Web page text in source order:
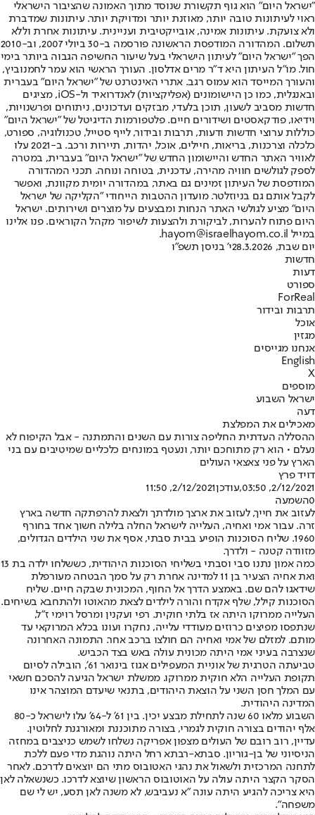
"ישראל היום" הוא גוף תקשורת שנוסד מתוך האמונה שהציבור הישראלי
ראוי לעיתונות טובה יותר, מאוזנת יותר ומדויקת יותר. עיתונות שמדברת
ולא צועקת. עיתונות אמינה, אובייקטיבית ועניינית. עיתונות אחרת וללא
תשלום. המהדורה המודפסת הראשונה פורסמה ב-30 ביולי 2007, וב-2010
הפך "ישראל היום" לעיתון הישראלי בעל שיעור החשיפה הגבוה ביותר בימי
חול. מו"ל העיתון היא ד"ר מרים אדלסון. העורך הראשי הוא עמר לחמנוביץ,
והעורך המייסד הוא עמוס רגב. אתרי האינטרנט של "ישראל היום" בעברית
ובאנגלית, כמו כן היישומונים (אפליקציות) לאנדרואיד ול-iOS, מציגים
חדשות מסביב לשעון, תוכן בלעדי, מבזקים ועדכונים, ניתוחים ופרשנויות,
וידיאו, פודקאסטים ושידורים חיים. פלטפורמות הדיגיטל של "ישראל היום"
כוללות ערוצי חדשות ודעות, תרבות ובידור, לייף סטייל, טכנולוגיה, ספורט,
כלכלה וצרכנות, בריאות, חיילים, אוכל, יהדות, תיירות ורכב. ב-2021 עלו
לאוויר האתר החדש והיישומון החדש של "ישראל היום" בעברית, במטרה
לספק לגולשים חוויה מהירה, עדכנית, בטוחה ונוחה. תכני המהדורה
המודפסת של העיתון זמינים גם באתר, במהדורה יומית מקוונת, ואפשר
לקבל אותם גם בניוזלטר. מועדון ההטבות הייחודי "הקליקה של ישראל
היום" מציע לגולשי האתר הנחות ומבצעים על מוצרים ושירותים. ישראל
היום פתוח להערות, לביקורת ולהצעות לשיפור מקהל הקוראים. פנו אלינו
במייל hayom@israelhayom.co.il.
יום שבת, 28.3.2026
י' בניסן תשפ"ו
חדשות
דעות
ספורט
ForReal
תרבות ובידור
אוכל
מגזין
אנחנו מגייסים
English
X
מוספים
ישראל השבוע
דעה
מאכילים את המפלצת
ההסללה העדתית החליפה צורות עם השנים והתמתנה - אבל הקיפוח לא
נעלם • הוא רק מתוחכם יותר, ונעטף במונחים כלכליים שמיטיבים עם בני
הארץ על פני צאצאי העולים
דויד פרץ
2/12/2021, 03:50
,עודכן2/12/2021, 11:50
0השמעה
לעזוב את חייך, לעזוב את ארצך מולדתך ולצאת להרפתקה חדשה בארץ
זרה. עבור אמי ואחיה, העלייה לישראל החלה בלילה חשוך אחד בחורף
1960. שליח הסוכנות הופיע בבית סבתי, אסף את שני הילדים הגדולים,
מזוודה קטנה - ולדרך.
כמה אמון נתנו סבי וסבתי בשליחי הסוכנות היהודית, כששלחו ילדה בת 13
ואת אחיה הצעיר בן 11 למדינה אחרת רק על סמך הבטחה מעורפלת
שידאגו להם שם. באמצע הדרך אל החוף, המכונית שבקה חיים. שליח
הסוכנות קילל, שלף אקדח והורה לילדים לצאת מהאוטו ולהתחבא בשיחים.
העלייה ממרוקו היתה אז בלתי חוקית. רפי ועקנין ומרסל רוימי ז"ל,
שנתפסו מפיצים כרוזים מעודדי עלייה, נחקרו ועונו בכלא המרוקאי עד
מותם. למזלם של אמי ואחיה הם חולצו ברכב אחר. התמונה האחרונה
שנצרבה בעיני אמי היתה מכונית עולה באש בצד הכביש.
טביעתה הטרגית של אוניית המעפילים אגוז בינואר 61', הובילה לסיום
תקופת העלייה הלא חוקית ממרוקו. ממשלת ישראל הגיעה להסכם חשאי
עם המלך חסן השני על הוצאת היהודים, בתנאי שיעדם המוצהר אינו
המדינה היהודית.
השבוע מלאו 60 שנה לתחילת מבצע יכין. בין 61' ל-64' עלו לישראל כ-80
אלף יהודים בצורה חוקית לגמרי, בצורה מתוכננת ומאורגנת לחלוטין.
עדיין, רוב רובם של העולים מצפון אפריקה נשלחו לשמש כניצבים במחזה
הניסיוני של בן-גוריון. סבתא-רבתא רחל היתה נוהגת מדי פעם ללכת
לתחנה המרכזית ולשאול את נהגי האטובוס מתי הם יוצאים לדרכם. לאחר
הסקר הקצר היתה עולה על האוטובוס הראשון שיוצא לדרכו. כשנשאלה לאן
היא צריכה להגיע היתה עונה "א נעביבש, לא משנה לאן תסע, יש לי שם
משפחה".